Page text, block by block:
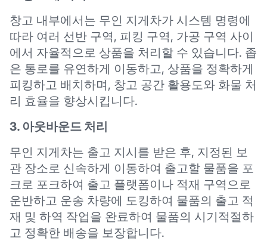
창고 내부에서는 무인 지게차가 시스템 명령에
따라 여러 선반 구역, 피킹 구역, 가공 구역 사이
에서 자율적으로 상품을 처리할 수 있습니다. 좁
은 통로를 유연하게 이동하고, 상품을 정확하게
피킹하고 배치하며, 창고 공간 활용도와 화물 처
리 효율을 향상시킵니다.
3. 아웃바운드 처리
무인 지게차는 출고 지시를 받은 후, 지정된 보
관 장소로 신속하게 이동하여 출고할 물품을 포
크로 포크하여 출고 플랫폼이나 적재 구역으로
운반하고 운송 차량에 도킹하여 물품의 출고 적
재 및 하역 작업을 완료하여 물품의 시기적절하
고 정확한 배송을 보장합니다.